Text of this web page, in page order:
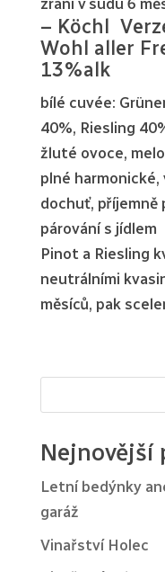
zrání v sudu 6
– Köchl
Wohl aller
13%alk
bílé cuvée:
40%, Riesling
žluté ovoce,
plné
dochuť, příjemně
párování s jídlem
Pinot a Riesling
neutrálními
měsíců, pak
Nejnovější
Letní bedýnky
garáž
Vinařství Holec